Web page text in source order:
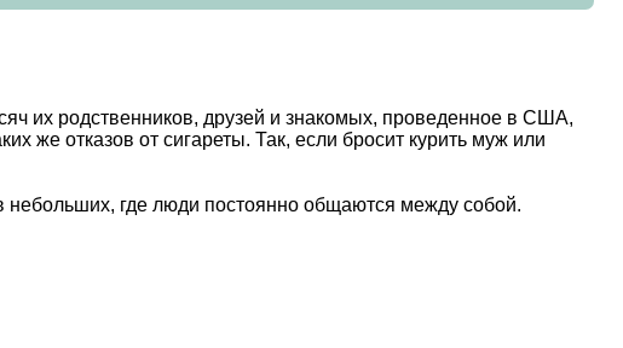
их родственников, друзей и знакомых, проведенное в США,
же отказов от сигареты. Так, если бросит курить муж или
небольших, где люди постоянно общаются между собой.